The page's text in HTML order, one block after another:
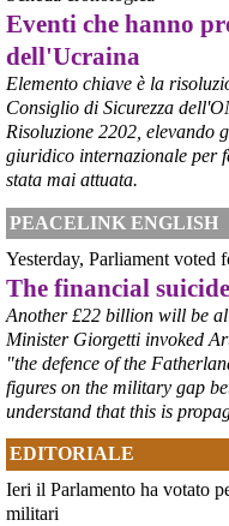
@peacelink
6/8/2026 21:36
giornalerossoblu.it/ex-ilva-sc
il Governo ha annunciato
provvedimento
economiche e sociali dello
rappresentanze del
#ILVA #Taranto
Eventi che hanno
dell'Ucraina
Elemento chiave è la
Consiglio di Sicurezza
Risoluzione 2202,
giuridico internazionale per
stata mai attuata.
PEACELINK ENGLISH
Yesterday, Parliament voted
The financial
Another £22 billion will be
Minister Giorgetti invoked
"the defence of the
figures on the military gap
understand that this is
EDITORIALE
Ieri il Parlamento ha votato
militari